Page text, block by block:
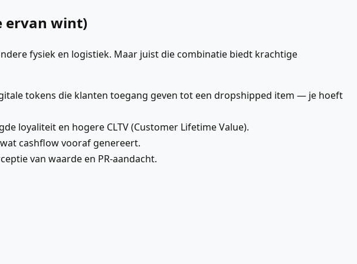
ervan wint)
fysiek en logistiek. Maar juist die combinatie biedt krachtige
tokens die klanten toegang geven tot een dropshipped item — je hoeft
loyaliteit en hogere CLTV (Customer Lifetime Value).
cashflow vooraf genereert.
van waarde en PR-aandacht.